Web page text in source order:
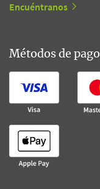
Encuéntranos
Métodos de pago